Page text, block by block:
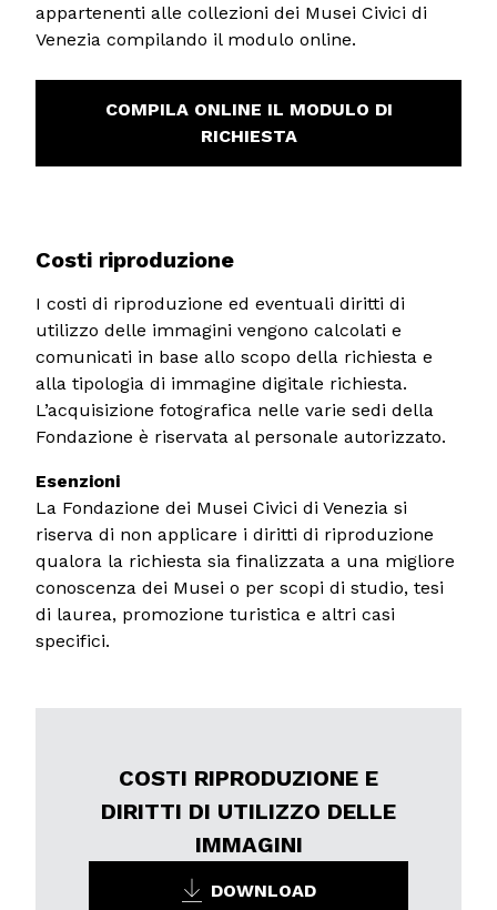
appartenenti alle collezioni dei Musei Civici di
Venezia compilando il modulo online.
COMPILA ONLINE IL MODULO DI
RICHIESTA
Costi riproduzione
I costi di riproduzione ed eventuali diritti di
utilizzo delle immagini vengono calcolati e
comunicati in base allo scopo della richiesta e
alla tipologia di immagine digitale richiesta.
L’acquisizione fotografica nelle varie sedi della
Fondazione è riservata al personale autorizzato.
Esenzioni
La Fondazione dei Musei Civici di Venezia si
riserva di non applicare i diritti di riproduzione
qualora la richiesta sia finalizzata a una migliore
conoscenza dei Musei o per scopi di studio, tesi
di laurea, promozione turistica e altri casi
specifici.
COSTI RIPRODUZIONE E
DIRITTI DI UTILIZZO DELLE
IMMAGINI
DOWNLOAD